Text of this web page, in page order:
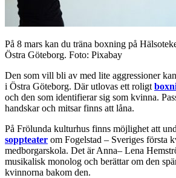
På 8 mars kan du träna boxning på
Östra Göteborg. Foto: Pixabay
Den som vill bli av med lite aggressioner
i Östra Göteborg. Där utlovas ett roligt
och den som identifierar sig som kvinna.
handskar och mitsar finns att låna.
På Frölunda kulturhus finns möjlighet att
soppteater om Fogelstad – Sveriges första
medborgarskola. Det är Anna– Lena
musikalisk monolog och berättar om den
kvinnorna bakom den.